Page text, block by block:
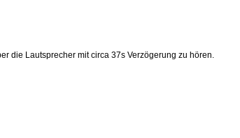
die Lautsprecher mit circa 37s Verzögerung zu hören.